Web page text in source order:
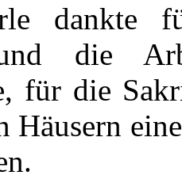
dankte
und die
für die
Häusern